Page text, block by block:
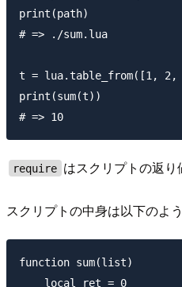
print(path)
# => ./sum.lua
t = lua.table_from([1,
print(sum(t))
require はスクリプトの返
スクリプトの中身は以下のよ
function sum(list)
    local ret = 0